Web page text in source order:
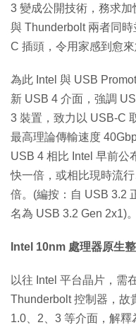
3 變成公開技術，務求
與 Thunderbolt 兩者同
C 插頭，令用家感到愈來
為此 Intel 與 USB
新 USB 4 介面，強調
3 裝置，致力以 USB-C
最高理論傳輸速度
USB 4 相比 Intel 早前公
快一倍，或相比現時流
倍。(編按：自 USB 3.2
名為 USB 3.2 Gen 2x1)。
Intel 10nm 處理器原生
以往 Intel 平台晶片，需
Thunderbolt 控制器，故
1.0、2、3 等介面，解釋